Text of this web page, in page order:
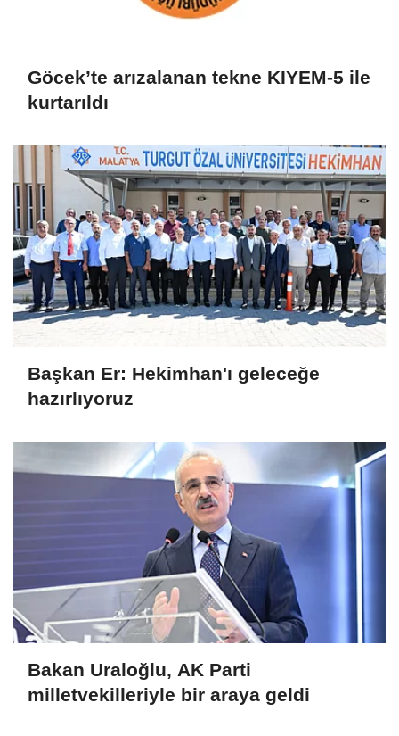
Göcek’te arızalanan tekne KIYEM-5 ile
kurtarıldı
Başkan Er: Hekimhan'ı geleceğe
hazırlıyoruz
Bakan Uraloğlu, AK Parti
milletvekilleriyle bir araya geldi